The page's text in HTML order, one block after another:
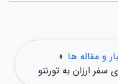
و مقاله ها »
سفر ارزان به تورنتو